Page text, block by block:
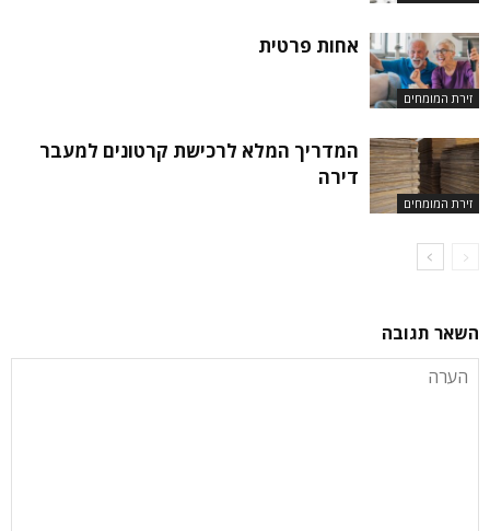
זירת המומחים
אחות פרטית
זירת המומחים
המדריך המלא לרכישת קרטונים למעבר
דירה
השאר תגובה